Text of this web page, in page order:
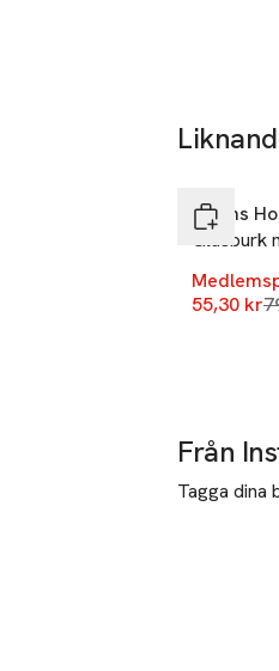
Åhléns
Glasburk
55,30 kr
Från
Tagga dina